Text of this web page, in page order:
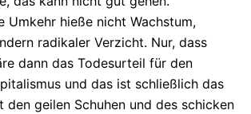
Umkehr hieße nicht Wachstum,
radikaler Verzicht. Nur, dass
dann das Todesurteil für den
und das ist schließlich das
den geilen Schuhen und des schicken